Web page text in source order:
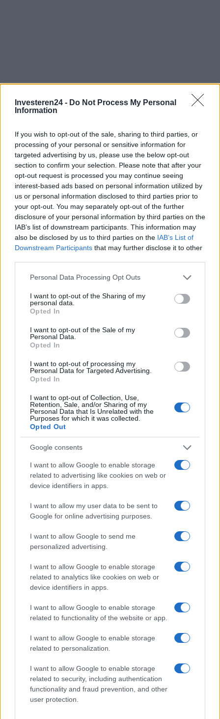
Investeren24 - Do Not Process My Personal
Information
If you wish to opt-out of the sale, sharing to third parties, or
processing of your personal or sensitive information for
targeted advertising by us, please use the below opt-out
section to confirm your selection. Please note that after your
opt-out request is processed you may continue seeing
interest-based ads based on personal information utilized by
us or personal information disclosed to third parties prior to
your opt-out. You may separately opt-out of the further
disclosure of your personal information by third parties on the
IAB’s list of downstream participants. This information may
also be disclosed by us to third parties on the IAB’s List of
Downstream Participants that may further disclose it to other
Please note that this website/app uses one or more Google
not limited to your visit or usage behaviour. You may click to
grant or deny consent to Google and its third-party tags to
use your data for below specified purposes in below Google
consent section.
Personal Data Processing Opt Outs
I want to opt-out of the Sharing of my
personal data.
Opted In
I want to opt-out of the Sale of my
Personal Data.
Opted In
I want to opt-out of processing my
Personal Data for Targeted Advertising.
Opted In
I want to opt-out of Collection, Use,
Retention, Sale, and/or Sharing of my
Personal Data that Is Unrelated with the
Purposes for which it was collected.
Opted Out
Google consents
I want to allow Google to enable storage
related to advertising like cookies on web or
device identifiers in apps.
I want to allow my user data to be sent to
Google for online advertising purposes.
I want to allow Google to send me
personalized advertising.
I want to allow Google to enable storage
related to analytics like cookies on web or
device identifiers in apps.
I want to allow Google to enable storage
related to functionality of the website or app.
I want to allow Google to enable storage
related to personalization.
I want to allow Google to enable storage
related to security, including authentication
functionality and fraud prevention, and other
user protection.
Verder lezen
NEWS
grondstoffenprijzen
Sanne De Vries · 7 aug 2026
Brentolie daalt naar 88.9 dollar: grondstoffen onder druk
Sanne De Vries · 6 aug 2026
NEWS
Brentolie daalt naar 91,82 dollar: een week van teruggang in
grondstoffen
Sanne De Vries · 5 aug 2026